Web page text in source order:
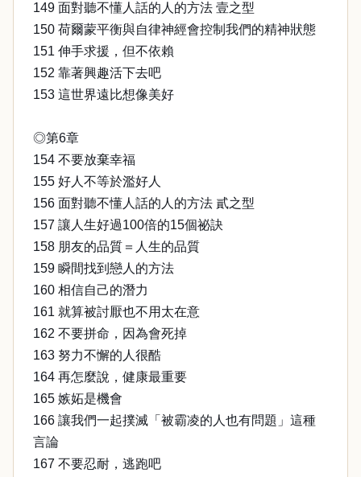
149 面對聽不懂人話的人的方法 壹之型
150 荷爾蒙平衡與自律神經會控制我們的精神狀態
151 伸手求援，但不依賴
152 靠著興趣活下去吧
153 這世界遠比想像美好
◎第6章
154 不要放棄幸福
155 好人不等於濫好人
156 面對聽不懂人話的人的方法 貳之型
157 讓人生好過100倍的15個祕訣
158 朋友的品質＝人生的品質
159 瞬間找到戀人的方法
160 相信自己的潛力
161 就算被討厭也不用太在意
162 不要拼命，因為會死掉
163 努力不懈的人很酷
164 再怎麼說，健康最重要
165 嫉妬是機會
166 讓我們一起撲滅「被霸凌的人也有問題」這種
言論
167 不要忍耐，逃跑吧